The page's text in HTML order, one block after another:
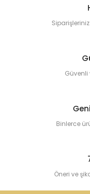
Binlerce
Öneri ve